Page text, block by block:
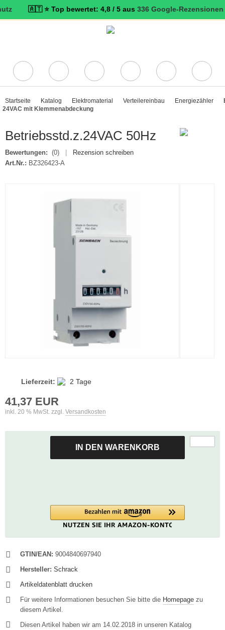
Top bewertet: 4,8 / 5 aus336 Google-Rezensionen🇦🇹 📞
Startseite Katalog Elektromaterial Verteilereinbau Energiezähler
24VAC mit Klemmenabdeckung
Betriebsstd.z.24VAC 50Hz
Bewertungen: (0)
Rezension schreiben
Art.Nr.: BZ326423-A
Lieferzeit: 2 Tage
41,37 EUR
inkl. 20 % MwSt. zzgl. Versandkosten
IN DEN WARENKORB
GTIN/EAN: 9004840697940
Hersteller: Schrack
Artikeldatenblatt drucken
Für weitere Informationen besuchen Sie bitte die Homepage zu
diesem Artikel.
Diesen Artikel haben wir am 14.02.2018 in unseren Katalog